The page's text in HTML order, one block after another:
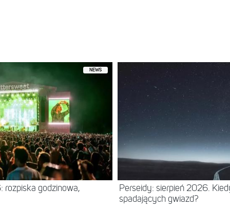
NEWS
rozpiska godzinowa,
Perseidy: sierpień 2026.
spadających gwiazd?